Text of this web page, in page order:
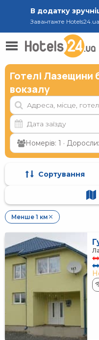
В додатку
Завантажте
Готелі Лазещини
вокзалу
Номерів: 1 ·
Сортування
Менше 1 км ✕